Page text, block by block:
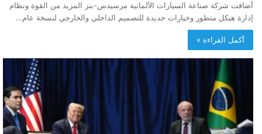
أضافت شركة صناعة السيارات الألمانية مرسيدس-بنز المزيد من القوة ونظام
إدارة هيكل متطور وخيارات جديدة للتصميم الداخلي والخارجي لنسخة عام…
أكمل القراءة »